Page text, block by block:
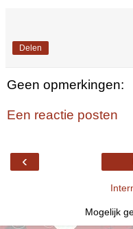
Delen
Geen opmerkingen:
Een reactie posten
‹
Mogelijk